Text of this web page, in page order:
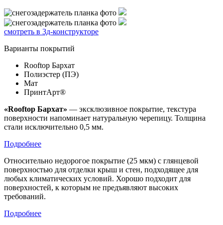
смотреть в 3д-конструкторе
Варианты покрытий
Rooftop Бархат
Полиэстер (ПЭ)
Мат
ПринтАрт®
«Rooftop Бархат» — эксклюзивное покрытие, текстура
поверхности напоминает натуральную черепицу. Толщина
стали исключительно 0,5 мм.
Подробнее
Относительно недорогое покрытие (25 мкм) с глянцевой
поверхностью для отделки крыш и стен, подходящее для
любых климатических условий. Хорошо подходит для
поверхностей, к которым не предъявляют высоких
требований.
Подробнее